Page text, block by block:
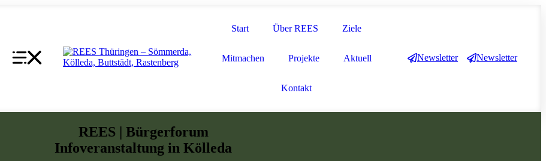
Start Über REES Ziele
Mitmachen Projekte Aktuell
Kontakt
Newsletter Newsletter
REES | Bürgerforum
Infoveranstaltung in Kölleda